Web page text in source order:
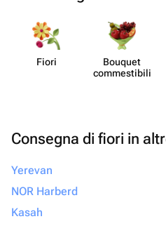
Fiori
Bouquet
commes​tibili
Consegna di fiori in
Yerevan
NOR Harberd
Kasah